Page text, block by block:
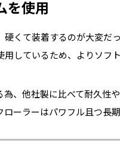
を使用
くて装着するのが大変だ
しているため、よりソフ
、他社製に比べて耐久性
ーラーはパワフル且つ長